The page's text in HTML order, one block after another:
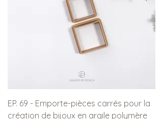
EP. 69 - Emporte-pièces carrés pour la
création de bijoux en argile polymère